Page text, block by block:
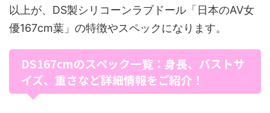
以上が、DS製シリコーンラブドール「日本のAV女
優167cm葉」の特徴やスペックになります。
DS167cmのスペック一覧：身長、バストサ
イズ、重さなど詳細情報をご紹介！